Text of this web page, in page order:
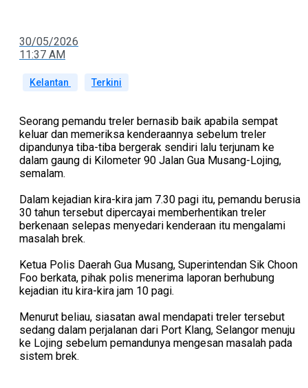
30/05/2026
11:37 AM
Kelantan Terkini
Seorang pemandu treler bernasib baik apabila sempat
keluar dan memeriksa kenderaannya sebelum treler
dipandunya tiba-tiba bergerak sendiri lalu terjunam ke
dalam gaung di Kilometer 90 Jalan Gua Musang-Lojing,
semalam.
Dalam kejadian kira-kira jam 7.30 pagi itu, pemandu berusia
30 tahun tersebut dipercayai memberhentikan treler
berkenaan selepas menyedari kenderaan itu mengalami
masalah brek.
Ketua Polis Daerah Gua Musang, Superintendan Sik Choon
Foo berkata, pihak polis menerima laporan berhubung
kejadian itu kira-kira jam 10 pagi.
Menurut beliau, siasatan awal mendapati treler tersebut
sedang dalam perjalanan dari Port Klang, Selangor menuju
ke Lojing sebelum pemandunya mengesan masalah pada
sistem brek.